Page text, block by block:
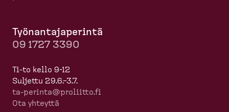
Työnan­ta­ja­perintä
09 1727 3390
Ti-to kello 9-12
Suljettu 29.6.–3.7.
ta-​perinta@proliitto.fi
Ota yhteyttä